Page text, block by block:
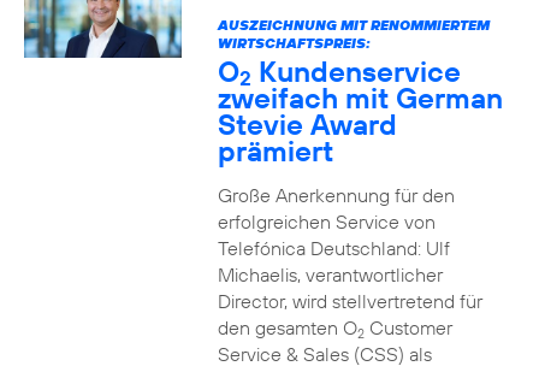
AUSZEICHNUNG MIT RENOMMIERTEM
WIRTSCHAFTSPREIS:
O2 Kundenservice
zweifach mit German
Stevie Award
prämiert
Große Anerkennung für den
erfolgreichen Service von
Telefónica Deutschland: Ulf
Michaelis, verantwortlicher
Director, wird stellvertretend für
den gesamten O2Customer
Service & Sales (CSS) als